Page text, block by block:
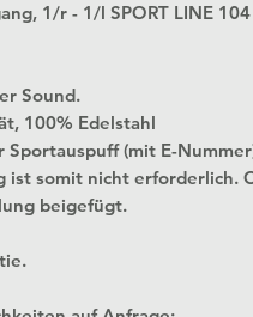
1/r - 1/l SPORT LINE
Sound.
100% Edelstahl
Sportauspuff (mit E-
ist somit nicht erforderlich.
beigefügt.